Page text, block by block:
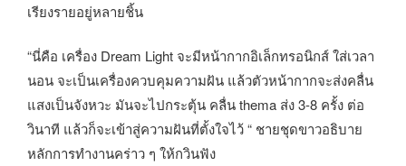
เรียงรายอยู่หลายชิ้น
“นี่คือ เครื่อง Dream Light จะมีหน้ากากอิเล็กทรอนิกส์ ใส่เวลา
นอน จะเป็นเครื่องควบคุมความฝัน แล้วตัวหน้ากากจะส่งคลื่น
แสงเป็นจังหวะ มันจะไปกระตุ้น คลื่น thema ส่ง 3-8 ครั้ง ต่อ
วินาที แล้วก็จะเข้าสู่ความฝันที่ตั้งใจไว้ “ ชายชุดขาวอธิบาย
หลักการทำงานคร่าว ๆ ให้กวินฟัง